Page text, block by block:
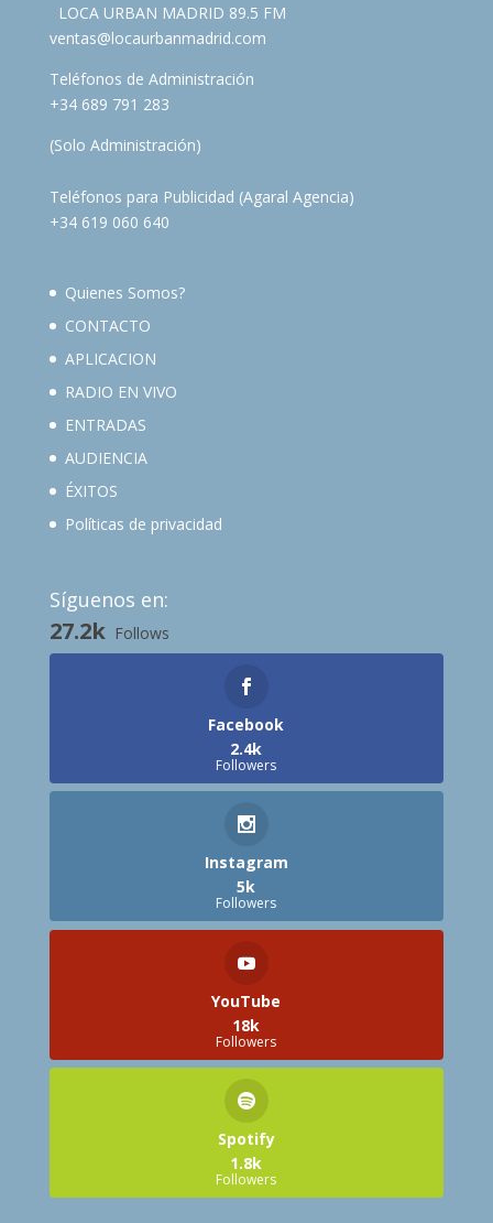
LOCA URBAN MADRID 89.5 FM
ventas@locaurbanmadrid.com
Teléfonos de Administración
+34 689 791 283
(Solo Administración)
Teléfonos para Publicidad (Agaral Agencia)
+34 619 060 640
Quienes Somos?
CONTACTO
APLICACION
RADIO EN VIVO
ENTRADAS
AUDIENCIA
ÉXITOS
Políticas de privacidad
Síguenos en:
27.2k Follows
Facebook
2.4k
Followers
Instagram
5k
Followers
YouTube
18k
Followers
Spotify
1.8k
Followers